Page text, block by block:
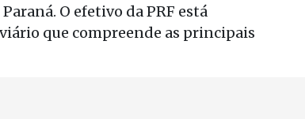
O efetivo da PRF está
que compreende as principais